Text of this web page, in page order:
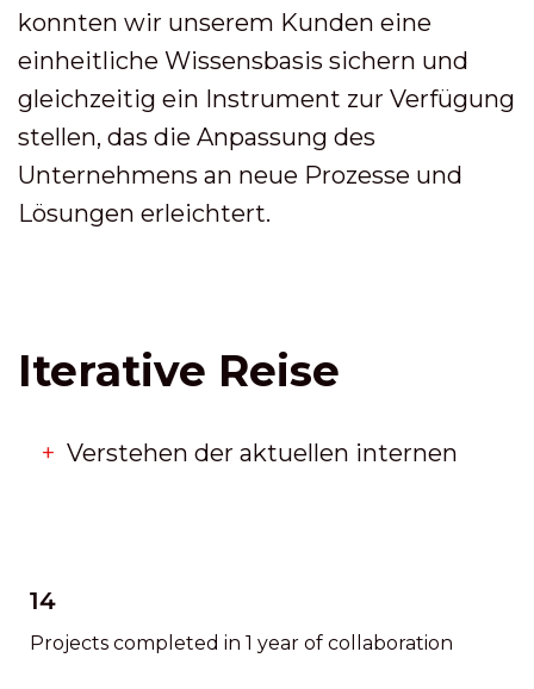
konnten wir unserem Kunden eine
einheitliche Wissensbasis sichern und
gleichzeitig ein Instrument zur Verfügung
stellen, das die Anpassung des
Unternehmens an neue Prozesse und
Lösungen erleichtert.
Iterative Reise
Verstehen der aktuellen internen
14
Projects completed in 1 year of collaboration